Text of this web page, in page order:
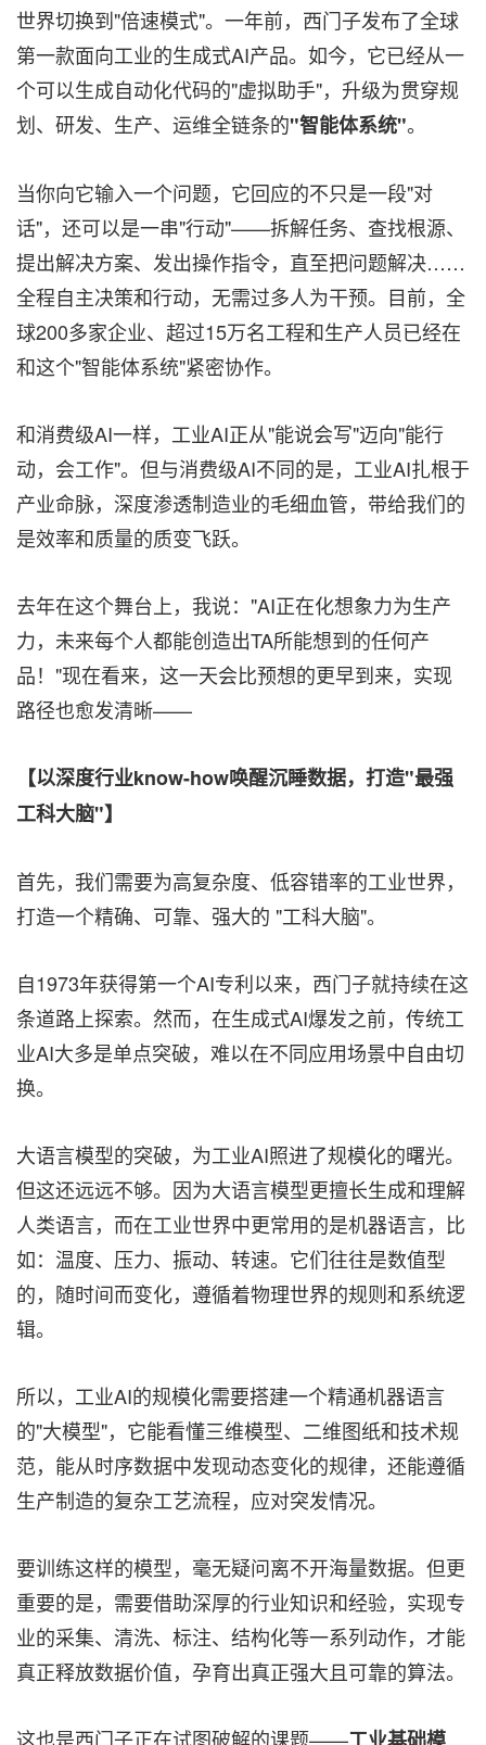
世界切换到"倍速模式"。一年前，西门子发布了全球
第一款面向工业的生成式AI产品。如今，它已经从一
个可以生成自动化代码的"虚拟助手"，升级为贯穿规
划、研发、生产、运维全链条的"智能体系统"。
当你向它输入一个问题，它回应的不只是一段"对
话"，还可以是一串"行动"——拆解任务、查找根源、
提出解决方案、发出操作指令，直至把问题解决……
全程自主决策和行动，无需过多人为干预。目前，全
球200多家企业、超过15万名工程和生产人员已经在
和这个"智能体系统"紧密协作。
和消费级AI一样，工业AI正从"能说会写"迈向"能行
动，会工作"。但与消费级AI不同的是，工业AI扎根于
产业命脉，深度渗透制造业的毛细血管，带给我们的
是效率和质量的质变飞跃。
去年在这个舞台上，我说："AI正在化想象力为生产
力，未来每个人都能创造出TA所能想到的任何产
品！"现在看来，这一天会比预想的更早到来，实现
路径也愈发清晰——
【以深度行业know-how唤醒沉睡数据，打造"最强
工科大脑"】
首先，我们需要为高复杂度、低容错率的工业世界，
打造一个精确、可靠、强大的 "工科大脑"。
自1973年获得第一个AI专利以来，西门子就持续在这
条道路上探索。然而，在生成式AI爆发之前，传统工
业AI大多是单点突破，难以在不同应用场景中自由切
换。
大语言模型的突破，为工业AI照进了规模化的曙光。
但这还远远不够。因为大语言模型更擅长生成和理解
人类语言，而在工业世界中更常用的是机器语言，比
如：温度、压力、振动、转速。它们往往是数值型
的，随时间而变化，遵循着物理世界的规则和系统逻
辑。
所以，工业AI的规模化需要搭建一个精通机器语言
的"大模型"，它能看懂三维模型、二维图纸和技术规
范，能从时序数据中发现动态变化的规律，还能遵循
生产制造的复杂工艺流程，应对突发情况。
要训练这样的模型，毫无疑问离不开海量数据。但更
重要的是，需要借助深厚的行业知识和经验，实现专
业的采集、清洗、标注、结构化等一系列动作，才能
真正释放数据价值，孕育出真正强大且可靠的算法。
这也是西门子正在试图破解的课题——工业基础模